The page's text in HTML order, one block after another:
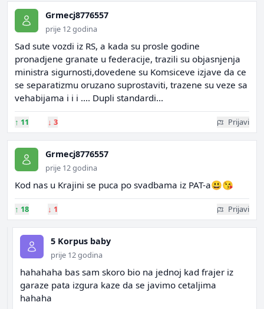
Grmecj8776557
prije 12 godina
Sad sute vozdi iz RS, a kada su prosle godine
pronadjene granate u federacije, trazili su objasnjenja
ministra sigurnosti,dovedene su Komsiceve izjave da ce
se separatizmu oruzano suprostaviti, trazene su veze sa
vehabijama i i i .... Dupli standardi...
↑ 11 ↓ 3 Prijavi
Grmecj8776557
prije 12 godina
Kod nas u Krajini se puca po svadbama iz PAT-a😃😘
↑ 18 ↓ 1 Prijavi
5 Korpus baby
prije 12 godina
hahahaha bas sam skoro bio na jednoj kad frajer iz
garaze pata izgura kaze da se javimo cetaljima
hahaha